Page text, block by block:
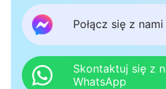
Połącz się z
Skontaktuj się z
WhatsApp